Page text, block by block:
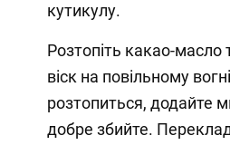
кутикулу.
Розтопіть какао-
віск на повільному
розтопиться, додайте
добре збийте.